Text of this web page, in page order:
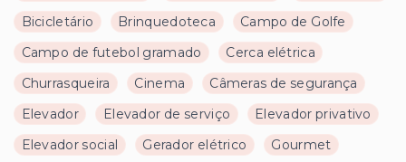
Bicicletário
Brinquedoteca
Campo de Golfe
Campo de futebol gramado
Cerca elétrica
Churrasqueira
Cinema
Câmeras de segurança
Elevador
Elevador de serviço
Elevador privativo
Elevador social
Gerador elétrico
Gourmet